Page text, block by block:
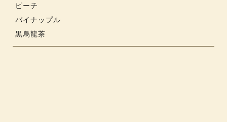
ピーチ
パイナップル
黒烏龍茶